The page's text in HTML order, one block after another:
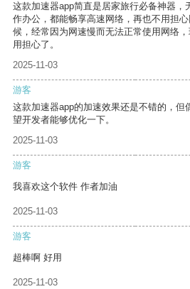
这款加速器app简直是居家旅行必备神器，
作办公，都能畅享高速网络，再也不用担
候，经常因为网速慢而无法正常使用网络
用担心了。
2025-11-03
游客
这款加速器app的加速效果还是不错的，但
望开发者能够优化一下。
2025-11-03
游客
我喜欢这个软件 作者加油
2025-11-03
游客
超棒啊 好用
2025-11-03